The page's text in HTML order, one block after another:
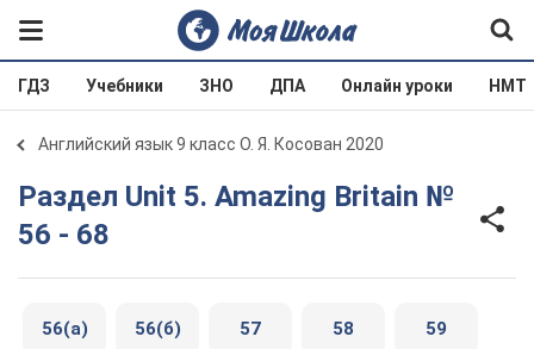
ГДЗ Учебники ЗНО ДПА Онлайн уроки НМТ
Английский язык 9 класс О. Я. Косован 2020
Раздел Unit 5. Amazing Britain №
56 - 68
56(а) 56(б) 57 58 59